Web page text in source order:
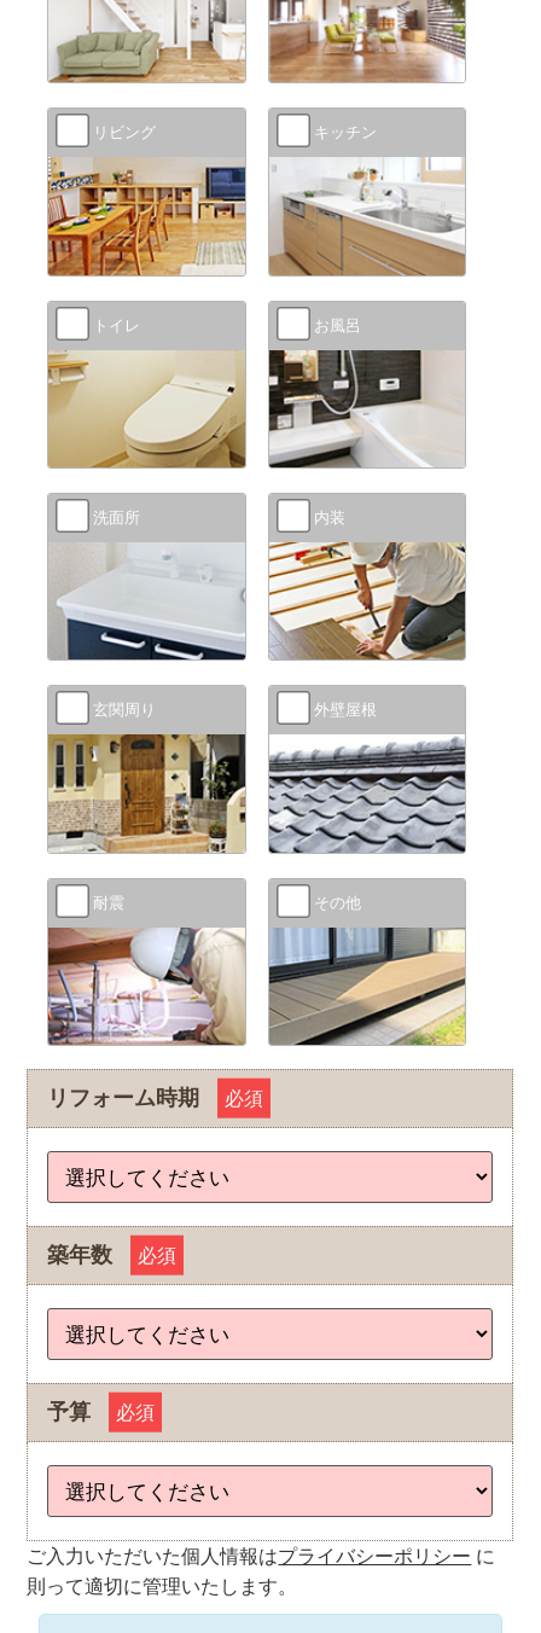
リビング キッチン
トイレ お風呂
洗面所 内装
玄関周り 外壁屋根
耐震 その他
リフォーム時期 必須
築年数 必須
予算 必須
ご入力いただいた個人情報はプライバシーポリシー に
則って適切に管理いたします。